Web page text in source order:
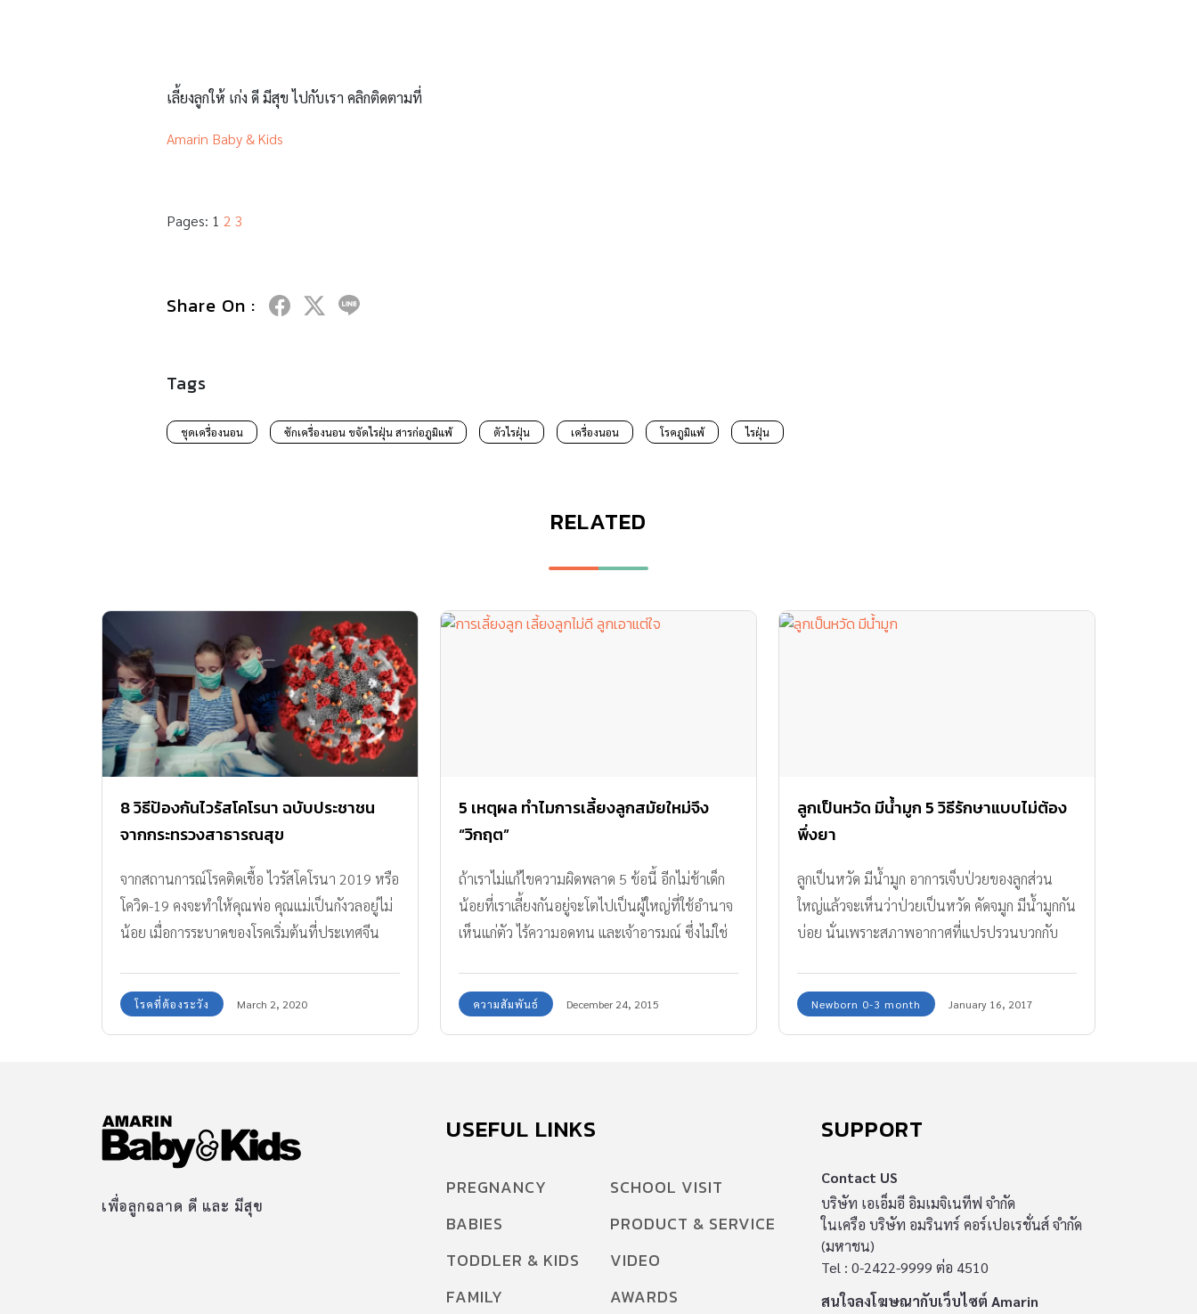
เลี้ยงลูกให้ เก่ง ดี มีสุข ไปกับเรา คลิกติดตามที่
Amarin Baby & Kids
Pages: 1 2 3
Share On :
Tags
ชุดเครื่องนอน ซักเครื่องนอน ขจัดไรฝุ่น สารก่อภูมิแพ้ ตัวไรฝุ่น เครื่องนอน โรคภูมิแพ้ ไรฝุ่น
RELATED
8 วิธีป้องกันไวรัสโคโรนา ฉบับประชาชน
จากกระทรวงสาธารณสุข
จากสถานการณ์โรคติดเชื้อ ไวรัสโคโรนา 2019 หรือ
โควิด-19 คงจะทำให้คุณพ่อ คุณแม่เป็นกังวลอยู่ไม่
น้อย เมื่อการระบาดของโรคเริ่มต้นที่ประเทศจีน
เสียชีวิตในไทยรายแรกอีกด้วย
โรคที่ต้องระวัง March 2, 2020
5 เหตุผล ทำไมการเลี้ยงลูกสมัยใหม่จึง
“วิกฤต”
ถ้าเราไม่แก้ไขความผิดพลาด 5 ข้อนี้ อีกไม่ช้าเด็ก
น้อยที่เราเลี้ยงกันอยู่จะโตไปเป็นผู้ใหญ่ที่ใช้อำนาจ
เห็นแก่ตัว ไร้ความอดทน และเจ้าอารมณ์ ซึ่งไม่ใช่
ความสัมพันธ์ December 24, 2015
ลูกเป็นหวัด มีน้ำมูก 5 วิธีรักษาแบบไม่ต้อง
พึ่งยา
ลูกเป็นหวัด มีน้ำมูก อาการเจ็บป่วยของลูกส่วน
ใหญ่แล้วจะเห็นว่าป่วยเป็นหวัด คัดจมูก มีน้ำมูกกัน
บ่อย นั่นเพราะสภาพอากาศที่แปรปรวนบวกกับ
รักษาบรรเทาแบบไม่ต้องใช้ยาปฎิชีวนะได้ไหม?
ทีมงานมีเคล็ดลับในการดูแลสุขภาพลูกเมื่อเป็น
Newborn 0-3 month January 16, 2017
เพื่อลูกฉลาด ดี และ มีสุข
USEFUL LINKS
PREGNANCY
BABIES
TODDLER & KIDS
FAMILY
SCHOOL VISIT
PRODUCT & SERVICE
VIDEO
AWARDS
SUPPORT
Contact US
บริษัท เอเอ็มอี อิมเมจิเนทีฟ จำกัด
ในเครือ บริษัท อมรินทร์ คอร์เปอเรชั่นส์ จำกัด
(มหาชน)
Tel : 0-2422-9999 ต่อ 4510
สนใจลงโฆษณากับเว็บไซต์ Amarin